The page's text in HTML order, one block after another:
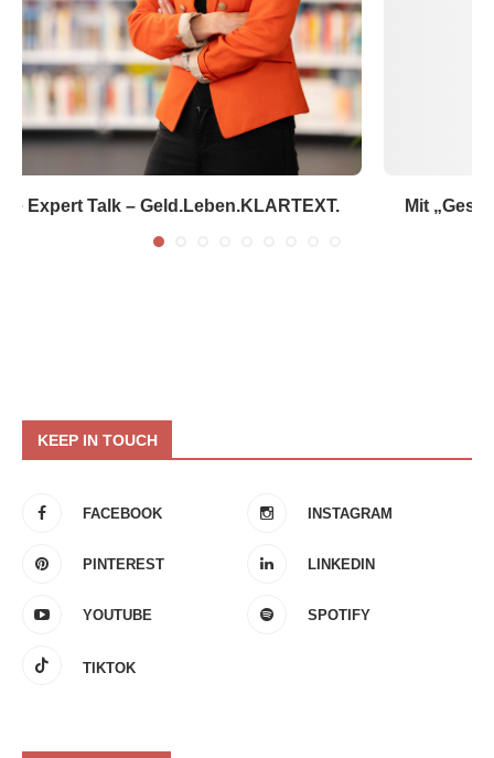
Mit „Gesunder Start ins Studium“ – erfolgreich
KEEP IN TOUCH